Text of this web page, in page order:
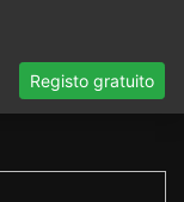
Registo gratuito